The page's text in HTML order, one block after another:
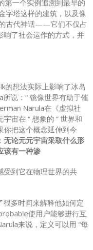
第一个实例追溯到最早的
塔这样的建筑，以及像
古代神话——它们不仅占
响了社会运作的方式，并
的想法实际上影响了冰岛
说：“ 镜像世界有助于催
Narula在《虚拟社
宙在 “ 想象的 ” 世界和
你把这个概念延伸到今
无论元元宇宙采取什么形
该有一种渗
受到它在物理世界的共
多时间来解释他如何定
使用户能够进行互
来说，定义可以用 “每